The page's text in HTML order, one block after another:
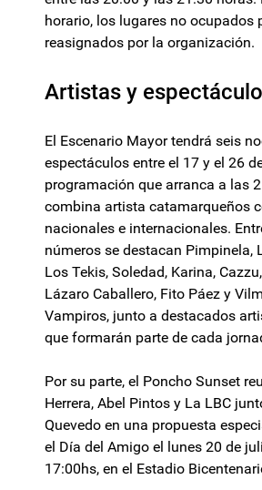
horario, los lugares no ocupados
reasignados por la organización.
Artistas y
El Escenario Mayor tendrá seis
espectáculos entre el 17 y el 26
programación que arranca a las
combina artista catamarqueños
nacionales e internacionales.
números se destacan Pimpinela,
Los Tekis, Soledad, Karina,
Lázaro Caballero, Fito Páez y
Vampiros, junto a destacados
que formarán parte de cada
Por su parte, el Poncho Sunset
Herrera, Abel Pintos y La LBC
Quevedo en una propuesta
el Día del Amigo el lunes 20 de
17:00hs, en el Estadio